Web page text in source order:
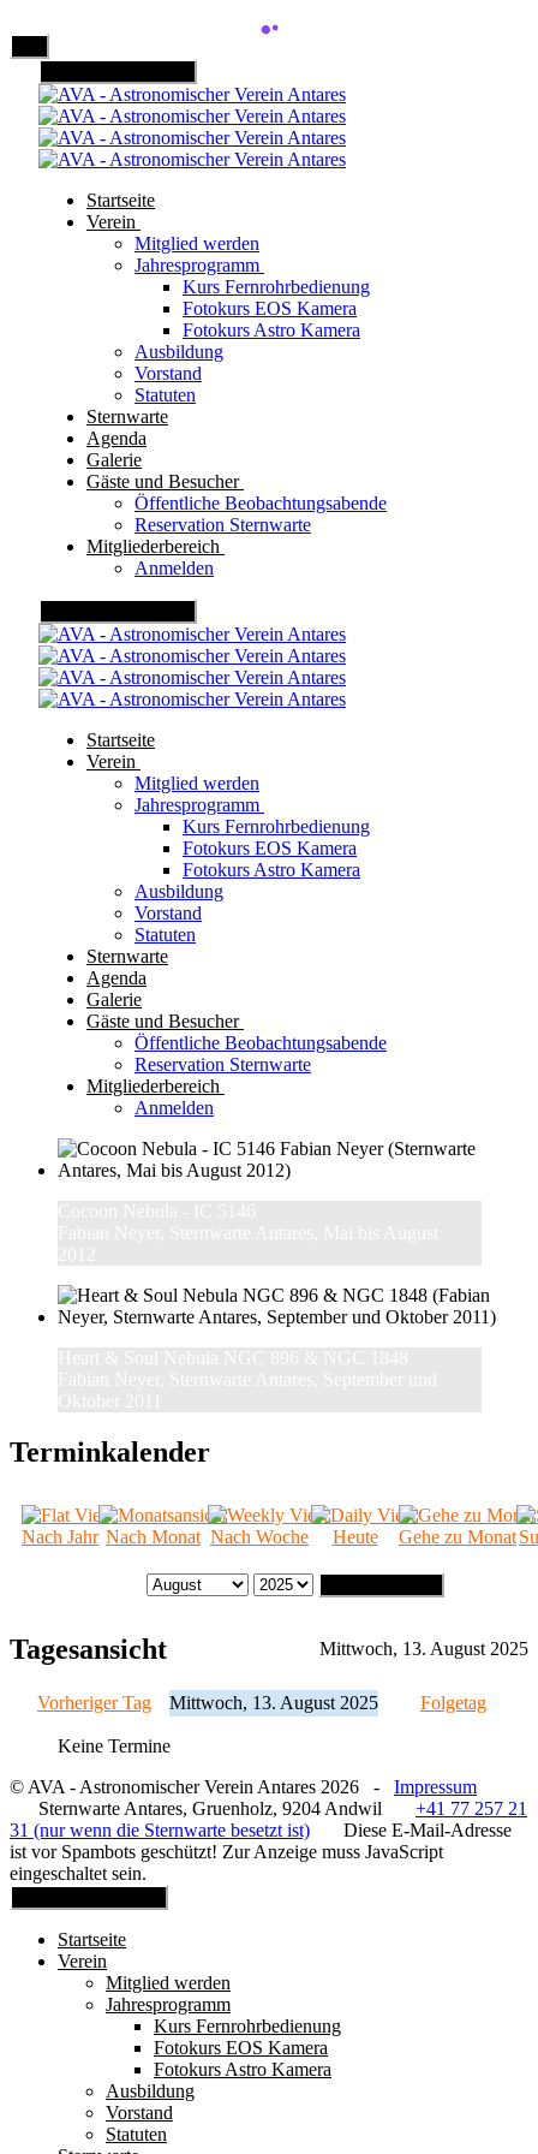
Startseite
Verein
Mitglied werden
Jahresprogramm
Kurs Fernrohrbedienung
Fotokurs EOS Kamera
Fotokurs Astro Kamera
Ausbildung
Vorstand
Statuten
Sternwarte
Agenda
Galerie
Gäste und Besucher
Öffentliche Beobachtungsabende
Reservation Sternwarte
Mitgliederbereich
Anmelden
Startseite
Verein
Mitglied werden
Jahresprogramm
Kurs Fernrohrbedienung
Fotokurs EOS Kamera
Fotokurs Astro Kamera
Ausbildung
Vorstand
Statuten
Sternwarte
Agenda
Galerie
Gäste und Besucher
Öffentliche Beobachtungsabende
Reservation Sternwarte
Mitgliederbereich
Anmelden
Terminkalender
Nach Jahr Nach Monat Nach Woche Heute Gehe zu Monat
Tagesansicht Mittwoch, 13. August 2025
Vorheriger Tag Mittwoch, 13. August 2025 Folgetag
Keine Termine
© AVA - Astronomischer Verein Antares 2026 - Impressum
Sternwarte Antares, Gruenholz, 9204 Andwil
+41 77 257 21
31 (nur wenn die Sternwarte besetzt ist)
Diese E-Mail-Adresse
ist vor Spambots geschützt! Zur Anzeige muss JavaScript
eingeschaltet sein.
Startseite
Verein
Mitglied werden
Jahresprogramm
Kurs Fernrohrbedienung
Fotokurs EOS Kamera
Fotokurs Astro Kamera
Ausbildung
Vorstand
Statuten